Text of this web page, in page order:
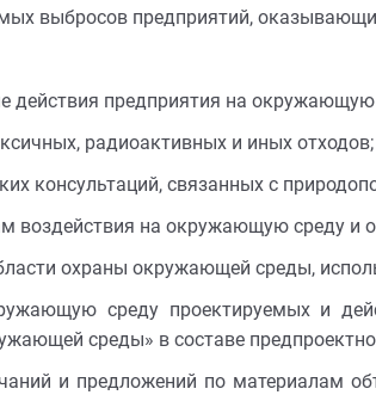
выбросов предприятий,
действия предприятия на
радиоактивных и иных отходов;
консультаций, связанных с
воздействия на окружающую среду и
охраны окружающей среды,
среду проектируемых и
среды» в составе
и предложений по материалам